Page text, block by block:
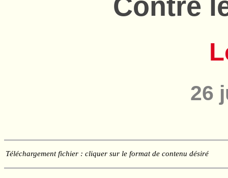
Contre
26
Téléchargement fichier : cliquer sur le format de contenu désiré